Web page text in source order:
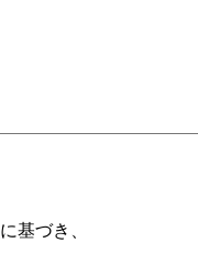
に基づき、